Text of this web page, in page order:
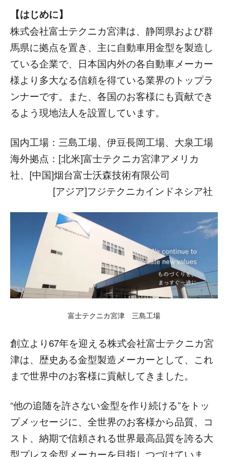
【はじめに】
株式会社富士テクニカ宮津は、静岡県および群
馬県に拠点を置き、主に自動車用金型を製造し
ている企業で、日本国内外の各自動車メーカー
様より多大なる信頼を得ている業界のトップラ
ンナーです。また、各国のお客様にも貢献でき
るよう現地法人を設置しています。
国内工場：三島工場、伊豆長岡工場、大泉工場
海外拠点：[北米]富士テクニカ宮津アメリカ
社、[中国]烟台富士沃森技術有限公司
[アジア]フジテクニカインドネシア社
富士テクニカ宮津 三島工場
創立より67年を迎える株式会社富士テクニカ宮
津は、歴史ある金型製造メーカーとして、これ
まで世界中のお客様に貢献してきました。
“他の追随を許さない金型を作り続ける”をトッ
プメッセージに、全世界のお客様から品質、コ
スト、納期で信頼される世界最高品質を誇る大
型プレス金型メーカーを目指しつづけていま